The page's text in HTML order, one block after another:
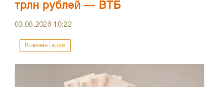
трлн рублей — ВТБ
03.08.2026 10:22
Комментарии